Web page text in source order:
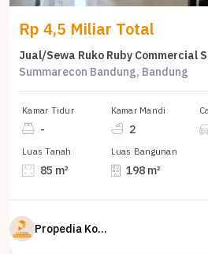
Rp 4,5 Miliar Total
Jual/Sewa Ruko Ruby Commercial
Summarecon Bandung, Bandung
Kamar Tidur
-
Kamar Mandi
2
Luas Tanah
85 m²
Luas Bangunan
198 m²
Propedia Komersial